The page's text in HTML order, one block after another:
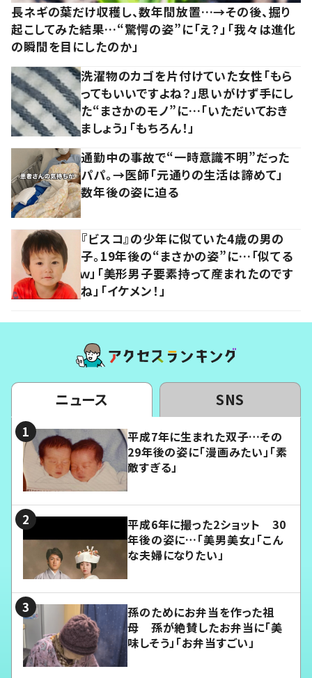
長ネギの葉だけ収穫し、数年間放置…→その後、掘り
起こしてみた結果…“驚愕の姿”に「え？」「我々は進化
の瞬間を目にしたのか」
洗濯物のカゴを片付けていた女性「もら
ってもいいですよね？」思いがけず手にし
た“まさかのモノ”に…「いただいておき
ましょう」「もちろん！」
通勤中の事故で“一時意識不明”だった
パパ。→医師「元通りの生活は諦めて」
数年後の姿に迫る
『ビスコ』の少年に似ていた4歳の男の
子。19年後の“まさかの姿”に…「似てる
ｗ」「美形男子要素持って産まれたのです
ね」「イケメン！」
ニュース SNS
平成7年に生まれた双子…その
29年後の姿に「漫画みたい」「素
敵すぎる」
平成6年に撮った2ショット 30
年後の姿に…「美男美女」「こん
な夫婦になりたい」
孫のためにお弁当を作った祖
母 孫が絶賛したお弁当に「美
味しそう」「お弁当すごい」